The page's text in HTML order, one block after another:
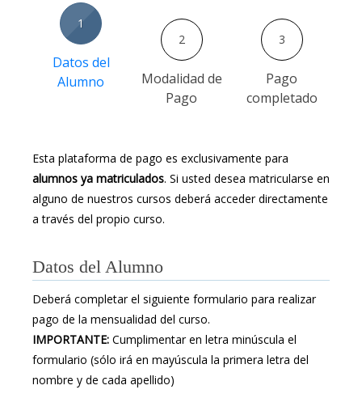
1
Datos del
Alumno
2
Modalidad de
Pago
3
Pago
completado
Esta plataforma de pago es exclusivamente para
alumnos ya matriculados. Si usted desea matricularse en
alguno de nuestros cursos deberá acceder directamente
a través del propio curso.
Datos del Alumno
Deberá completar el siguiente formulario para realizar
pago de la mensualidad del curso.
IMPORTANTE: Cumplimentar en letra minúscula el
formulario (sólo irá en mayúscula la primera letra del
nombre y de cada apellido)